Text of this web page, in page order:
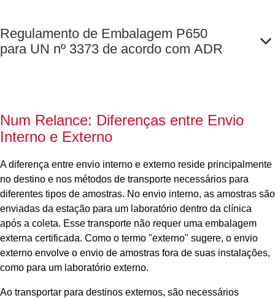
Regulamento de Embalagem P650
para UN nº 3373 de acordo com ADR
Num Relance: Diferenças entre Envio
Interno e Externo
A diferença entre envio interno e externo reside principalmente
no destino e nos métodos de transporte necessários para
diferentes tipos de amostras. No envio interno, as amostras são
enviadas da estação para um laboratório dentro da clínica
após a coleta. Esse transporte não requer uma embalagem
externa certificada. Como o termo "externo" sugere, o envio
externo envolve o envio de amostras fora de suas instalações,
como para um laboratório externo.
Ao transportar para destinos externos, são necessários